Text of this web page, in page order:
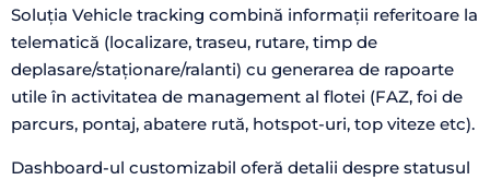
Soluția Vehicle tracking combină informații referitoare la
telematică (localizare, traseu, rutare, timp de
deplasare/staționare/ralanti) cu generarea de rapoarte
utile în activitatea de management al flotei (FAZ, foi de
parcurs, pontaj, abatere rută, hotspot-uri, top viteze etc).
Dashboard-ul customizabil oferă detalii despre statusul